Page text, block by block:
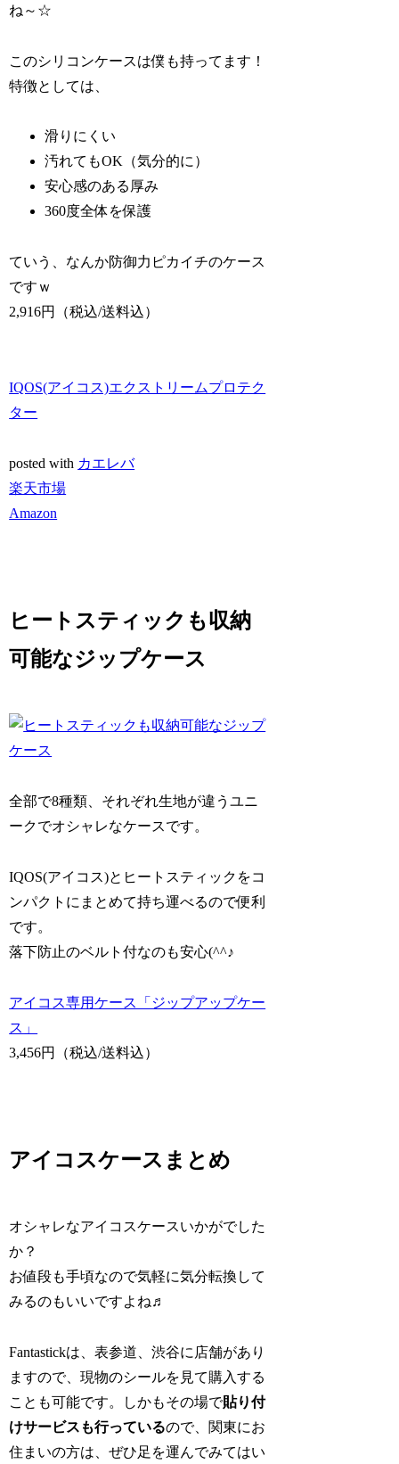
ね～☆
このシリコンケースは僕も持ってます！
特徴としては、
滑りにくい
汚れてもOK（気分的に）
安心感のある厚み
360度全体を保護
ていう、なんか防御力ピカイチのケース
ですｗ
2,916円（税込/送料込）
IQOS(アイコス)エクストリームプロテク
ター
posted with カエレバ
楽天市場
Amazon
ヒートスティックも収納
可能なジップケース
全部で8種類、それぞれ生地が違うユニ
ークでオシャレなケースです。
IQOS(アイコス)とヒートスティックをコ
ンパクトにまとめて持ち運べるので便利
です。
落下防止のベルト付なのも安心(^^♪
アイコス専用ケース「ジップアップケー
ス」
3,456円（税込/送料込）
アイコスケースまとめ
オシャレなアイコスケースいかがでした
か？
お値段も手頃なので気軽に気分転換して
みるのもいいですよね♬
Fantastickは、表参道、渋谷に店舗があり
ますので、現物のシールを見て購入する
ことも可能です。しかもその場で貼り付
けサービスも行っているので、関東にお
住まいの方は、ぜひ足を運んでみてはい